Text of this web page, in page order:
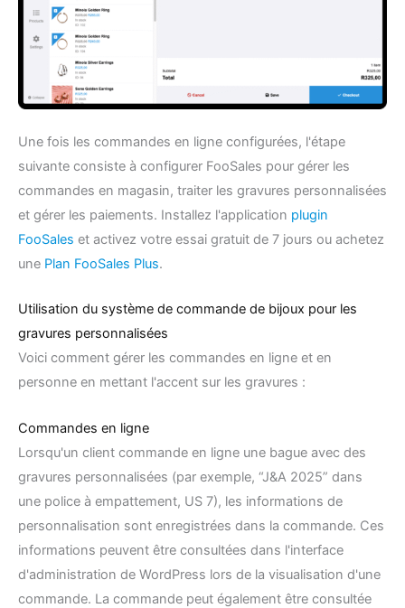
Une fois les commandes en ligne configurées, l'étape
suivante consiste à configurer FooSales pour gérer les
commandes en magasin, traiter les gravures personnalisées
et gérer les paiements. Installez l'application plugin
FooSales et activez votre essai gratuit de 7 jours ou achetez
une Plan FooSales Plus.
Utilisation du système de commande de bijoux pour les
gravures personnalisées
Voici comment gérer les commandes en ligne et en
personne en mettant l'accent sur les gravures :
Commandes en ligne
Lorsqu'un client commande en ligne une bague avec des
gravures personnalisées (par exemple, “J&A 2025” dans
une police à empattement, US 7), les informations de
personnalisation sont enregistrées dans la commande. Ces
informations peuvent être consultées dans l'interface
d'administration de WordPress lors de la visualisation d'une
commande. La commande peut également être consultée